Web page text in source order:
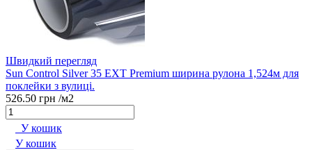
Швидкий перегляд
Sun Control Silver 35 EXT Premium ширина рулона 1,524м для
поклейки з вулиці.
526.50 грн /м2
У кошик
У кошик